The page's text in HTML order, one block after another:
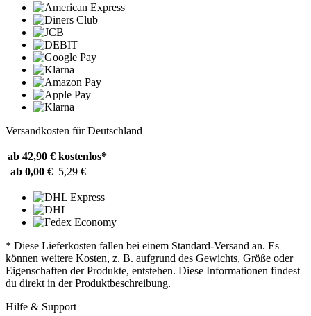
Versandkosten für Deutschland
ab 42,90 € kostenlos*
ab 0,00 € 5,29 €
* Diese Lieferkosten fallen bei einem Standard-Versand an. Es
können weitere Kosten, z. B. aufgrund des Gewichts, Größe oder
Eigenschaften der Produkte, entstehen. Diese Informationen findest
du direkt in der Produktbeschreibung.
Hilfe & Support